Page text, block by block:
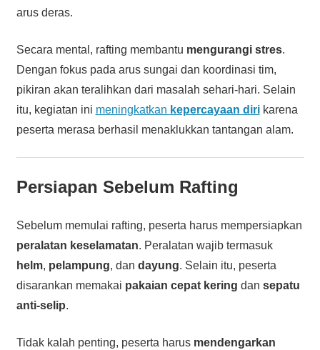
arus deras.
Secara mental, rafting membantu mengurangi stres.
Dengan fokus pada arus sungai dan koordinasi tim,
pikiran akan teralihkan dari masalah sehari-hari. Selain
itu, kegiatan ini meningkatkan kepercayaan dirikarena
peserta merasa berhasil menaklukkan tantangan alam.
Persiapan Sebelum Rafting
Sebelum memulai rafting, peserta harus mempersiapkan
peralatan keselamatan. Peralatan wajib termasuk
helm, pelampung, dan dayung. Selain itu, peserta
disarankan memakai pakaian cepat kering dan sepatu
anti-selip.
Tidak kalah penting, peserta harus mendengarkan